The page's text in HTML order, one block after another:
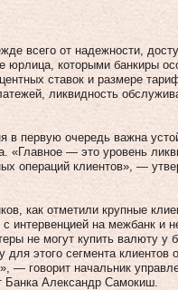
всего от надежности,
юрлица, которыми банкиры
ставок и размере
ликвидность
в первую очередь важна
«Главное — это уровень
операций клиентов», —
как отметили крупные
интервенцией на межбанк и
не могут купить валюту у
для этого сегмента клиентов
— говорит начальник
Банка Александр Самокиш.